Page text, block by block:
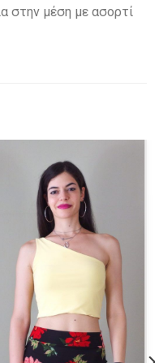
στην μέση με ασορτί